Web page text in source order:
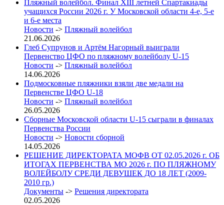
Пляжный волейбол. Финал XIII летней Спартакиады
учащихся России 2026 г. У Московской области 4-е, 5-е
и 6-е места
Новости -> Пляжный волейбол
21.06.2026
Глеб Супрунов и Артём Нагорный выиграли
Первенство ЦФО по пляжному волейболу U-15
Новости -> Пляжный волейбол
14.06.2026
Подмосковные пляжники взяли две медали на
Первенстве ЦФО U-18
Новости -> Пляжный волейбол
26.05.2026
Сборные Московской области U-15 сыграли в финалах
Первенства России
Новости -> Новости сборной
14.05.2026
РЕШЕНИЕ ДИРЕКТОРАТА МОФВ ОТ 02.05.2026 г. ОБ
ИТОГАХ ПЕРВЕНСТВА МО 2026 г. ПО ПЛЯЖНОМУ
ВОЛЕЙБОЛУ СРЕДИ ДЕВУШЕК ДО 18 ЛЕТ (2009-
2010 гр.)
Документы -> Решения директората
02.05.2026